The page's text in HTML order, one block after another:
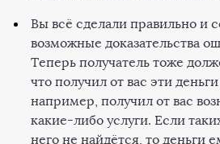
Вы всё сделали правильно и
возможные доказательства
Теперь получатель тоже
что получил от вас эти
например, получил от вас
какие-либо услуги. Если
него не найдётся, то деньги